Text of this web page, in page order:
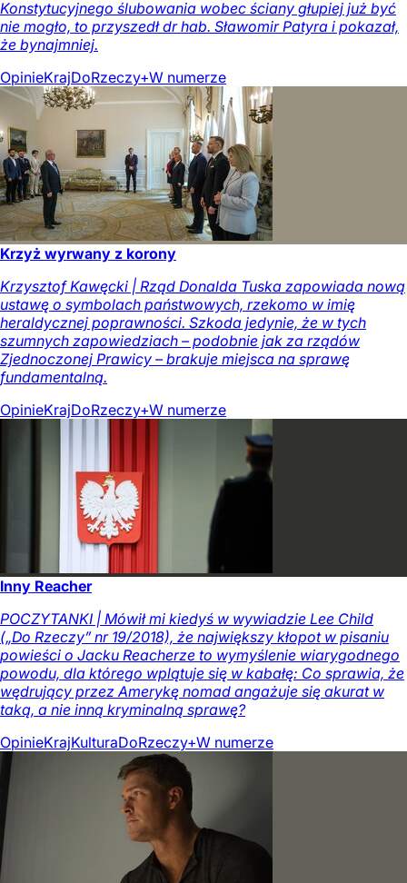
Konstytucyjnego ślubowania wobec ściany głupiej już być
nie mogło, to przyszedł dr hab. Sławomir Patyra i pokazał,
że bynajmniej.
OpinieKrajDoRzeczy+W numerze
Krzyż wyrwany z korony
Krzysztof Kawęcki | Rząd Donalda Tuska zapowiada nową
ustawę o symbolach państwowych, rzekomo w imię
heraldycznej poprawności. Szkoda jedynie, że w tych
szumnych zapowiedziach – podobnie jak za rządów
Zjednoczonej Prawicy – brakuje miejsca na sprawę
fundamentalną.
OpinieKrajDoRzeczy+W numerze
Inny Reacher
POCZYTANKI | Mówił mi kiedyś w wywiadzie Lee Child
(„Do Rzeczy” nr 19/2018), że największy kłopot w pisaniu
powieści o Jacku Reacherze to wymyślenie wiarygodnego
powodu, dla którego wplątuje się w kabałę: Co sprawia, że
wędrujący przez Amerykę nomad angażuje się akurat w
taką, a nie inną kryminalną sprawę?
OpinieKrajKulturaDoRzeczy+W numerze